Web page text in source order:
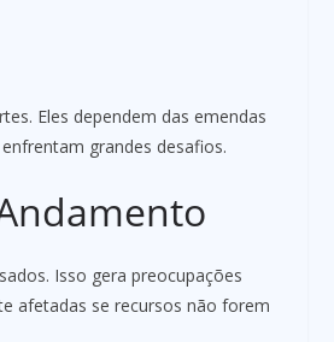
Eles dependem das emendas
grandes desafios.
Isso gera preocupações
afetadas se recursos não forem